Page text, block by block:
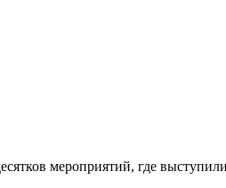
мероприятий, где